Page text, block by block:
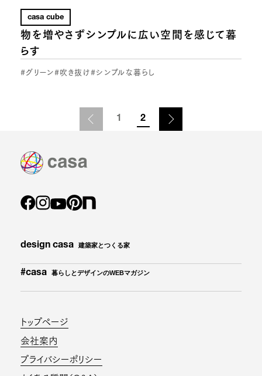
casa cube
物を増やさずシンプルに広い空間を感じて暮
らす
#グリーン#吹き抜け#シンプルな暮らし
1 2
design casa 建築家とつくる家
#casa 暮らしとデザインのWEBマガジン
トップページ
会社案内
プライバシーポリシー